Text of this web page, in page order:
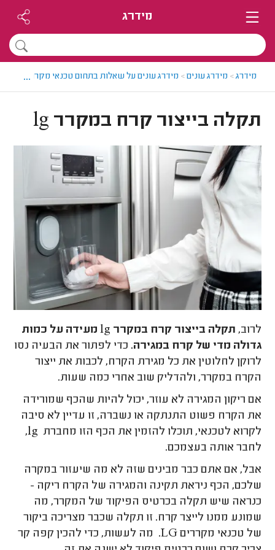
מידרג
מידרג> מידרג עונים> מידרג עונים על שאלות בתחום טכנאי מקררים
...
תקלה בייצור קרח במקרר lg
לרוב,
תקלה בייצור קרח במקרר lg מעידה על כמות
גדולה מדי של קרח במגירה. כדי לפתור את הבעיה נסו
לרוקן לחלוטין את כל מגירת הקרח, לכבות את ייצור
הקרח במקרר, ולהדליק שוב אחרי כמה שעות.
אם ריקון המגירה לא עוזר, יכול להיות שהכף שמורידה
את הקרח פשוט התנתקה או נשברה, זו עדיין לא סיבה
לקרוא לטכנאי, תוכלו להזמין את הכף הזו מחברת lg,
לחבר אותה בעצמכם.
אבל, אם אתם כבר מבינים שזה לא מה שיעזור במקרה
שלכם, הכף ניראת תקינה והמגירה של הקרח ריקה -
כנראה שיש תקלה בכרטיס הפיקוד של המקרר, מה
שמונע ממנו לייצר קרח. זו תקלה שכבר מצריכה ביקור
של טכנאי מקררים LG. מה לעשות, כדי להכין קפה קר